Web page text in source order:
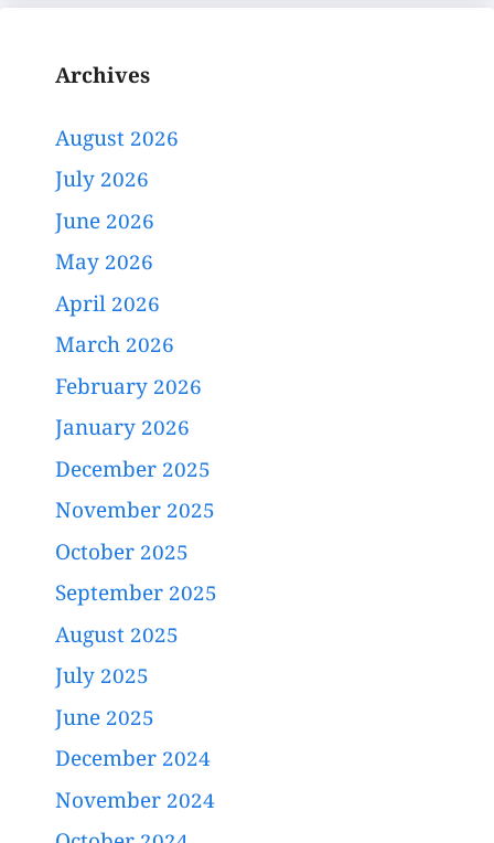
Archives
August 2026
July 2026
June 2026
May 2026
April 2026
March 2026
February 2026
January 2026
December 2025
November 2025
October 2025
September 2025
August 2025
July 2025
June 2025
December 2024
November 2024